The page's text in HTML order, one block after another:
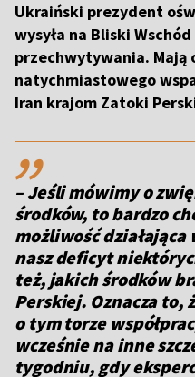
Ukraiński prezydent
wysyła na Bliski
przechwytywania. Mają
natychmiastowego
Iran krajom Zatoki
,,
– Jeśli mówimy o
środków, to bardzo
możliwość
nasz deficyt
też, jakich środków
Perskiej. Oznacza to,
o tym torze
wcześnie na inne
tygodniu, gdy